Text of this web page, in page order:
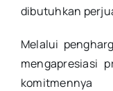
dibutuhkan
Melalui
mengapresiasi